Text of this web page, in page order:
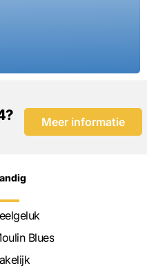
Meer informatie
Blues